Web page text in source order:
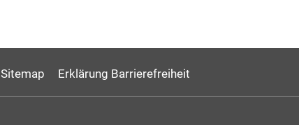
Sitemap Erklärung Barrierefreiheit